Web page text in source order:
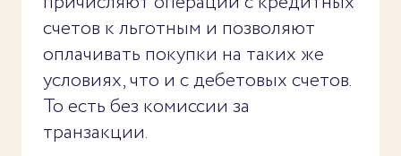
счетов к льготным и позволяют
оплачивать покупки на таких же
условиях, что и с дебетовых счетов.
То есть без комиссии за
транзакции.